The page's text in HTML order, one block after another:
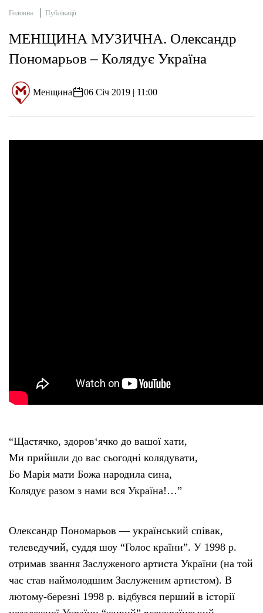
Головна Публікації
МЕНЩИНА МУЗИЧНА. Олександр
Пономарьов – Колядує Україна
Менщина 06 Січ 2019 | 11:00
“Щастячко, здоров‘ячко до вашої хати,
Ми прийшли до вас сьогодні колядувати,
Бо Марія мати Божа народила сина,
Колядує разом з нами вся Україна!…”
Олександр Пономарьов — український співак,
телеведучий, суддя шоу “Голос країни”. У 1998 р.
отримав звання Заслуженого артиста України (на той
час став наймолодшим Заслуженим артистом). В
лютому-березні 1998 р. відбувся перший в історії